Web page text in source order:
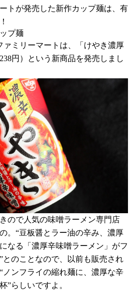
トが発売した新作カップ麺は、有
プ麺
ァミリーマートは、「けやき濃厚
円）という新商品を発売しまし
ので人気の味噌ラーメン専門店
。“豆板醤とラー油の辛み、濃厚
なる「濃厚辛味噌ラーメン」がフ
とのことなので、以前も販売され
ンフライの縮れ麺に、濃厚な辛
”らしいですよ。